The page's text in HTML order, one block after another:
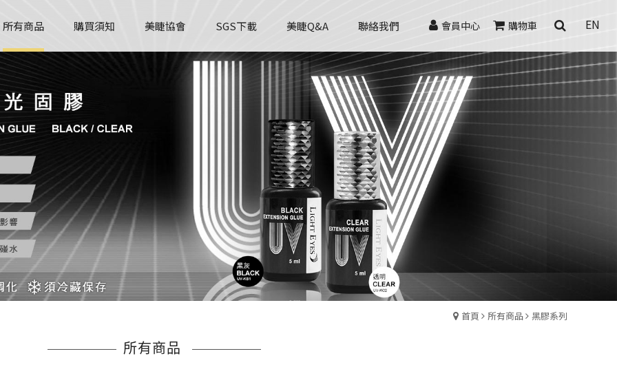
EN
會員中心 購物車
所有商品 購買須知 美睫協會 SGS下載 美睫Q&A 聯絡我們
首頁 所有商品 黑膠系列
所有商品